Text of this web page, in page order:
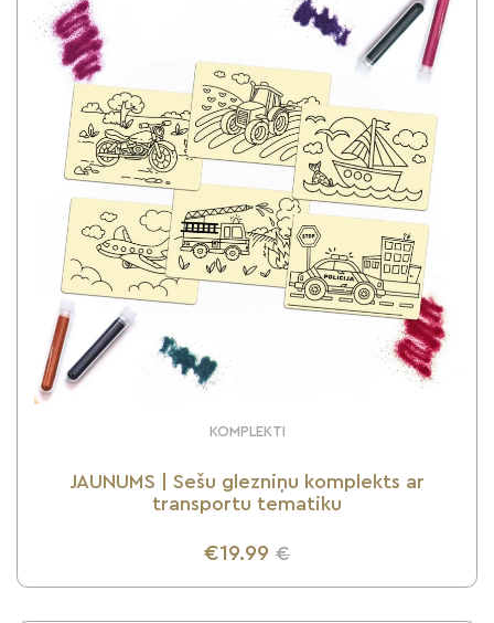
KOMPLEKTI
JAUNUMS | Sešu glezniņu komplekts ar
transportu tematiku
€19.99 €
UZZINI VAIRĀK